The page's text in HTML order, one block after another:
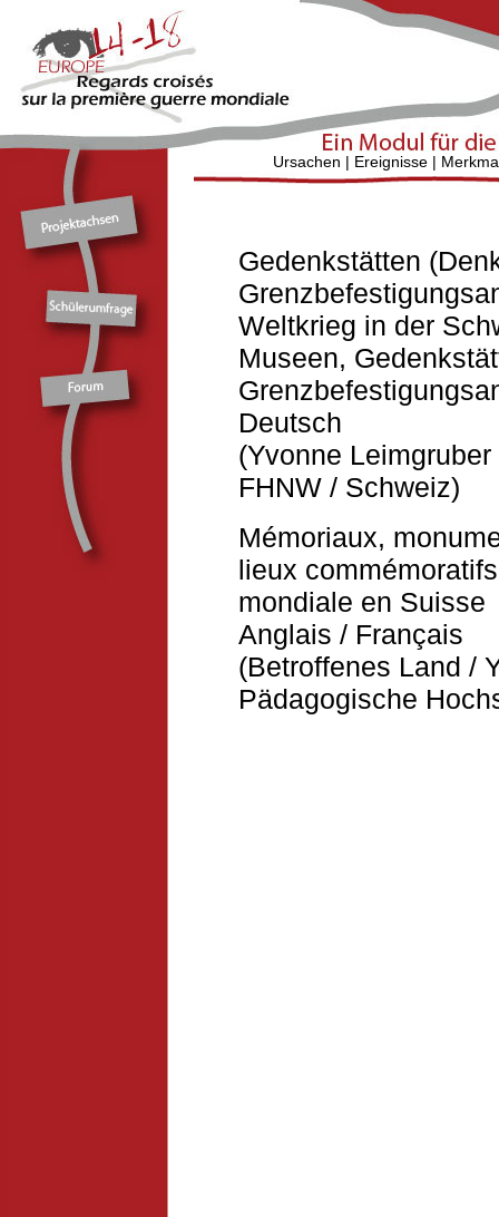
Ursachen | Ereignisse |
Gedenkstätten
Weltkrieg in der
Museen,
Deutsch
(Yvonne
FHNW / Schweiz)
Mémoriaux,
lieux
mondiale en Suisse
Anglais / Français
(Betroffenes Land /
Pädagogische